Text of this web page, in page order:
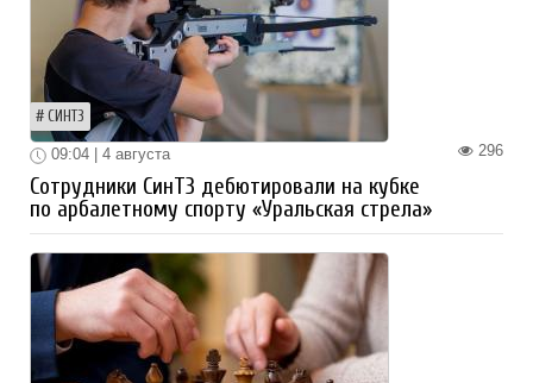
СИНТЗ
296
09:04 | 4 августа
Сотрудники СинТЗ дебютировали на кубке
по арбалетному спорту «Уральская стрела»